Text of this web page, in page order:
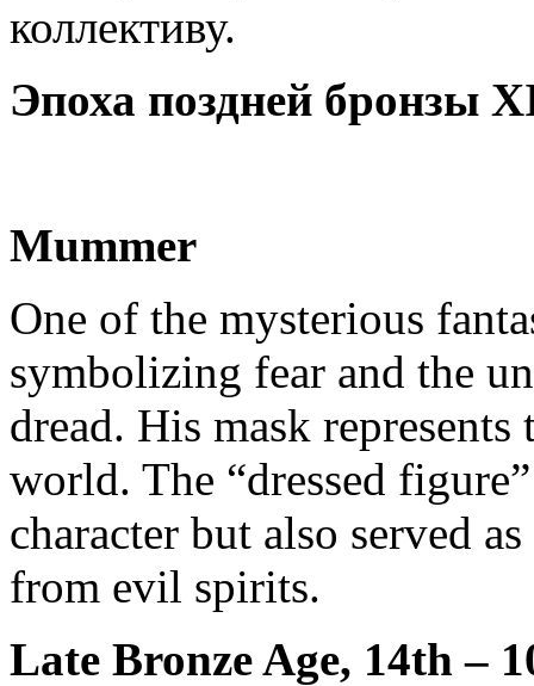
коллективу.
Эпоха поздней бронзы
Mummer
One of the mysterious
symbolizing fear and the
dread. His mask
world. The “dressed
character but also served
from evil spirits.
Late Bronze Age, 14th –